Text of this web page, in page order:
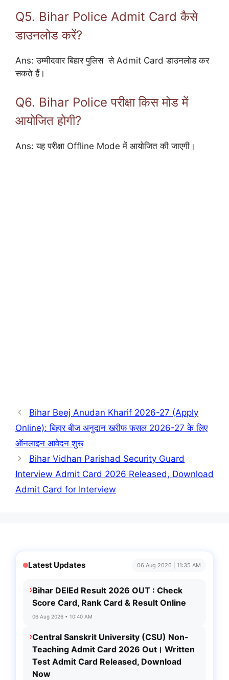
Q5. Bihar Police Admit Card कैसे
डाउनलोड करें?
Ans: उम्मीदवारबिहार पुलिस से Admit Card डाउनलोड कर
सकते हैं।
Q6. Bihar Police परीक्षा किस मोड में
आयोजित होगी?
Ans: यह परीक्षा Offline Mode में आयोजित की जाएगी।
Bihar Beej Anudan Kharif 2026-27 (Apply
Online): बिहार बीज अनुदान खरीफ फसल 2026-27 के लिए
ऑनलाइन आवेदन शुरू
Bihar Vidhan Parishad Security Guard
Interview Admit Card 2026 Released, Download
Admit Card for Interview
Latest Updates 06 Aug 2026 | 11:35 AM
›Bihar DElEd Result 2026 OUT : Check
Score Card, Rank Card & Result Online
06 Aug 2026 • 10:40 AM
›Central Sanskrit University (CSU) Non-
Teaching Admit Card 2026 Out। Written
Test Admit Card Released, Download
Now